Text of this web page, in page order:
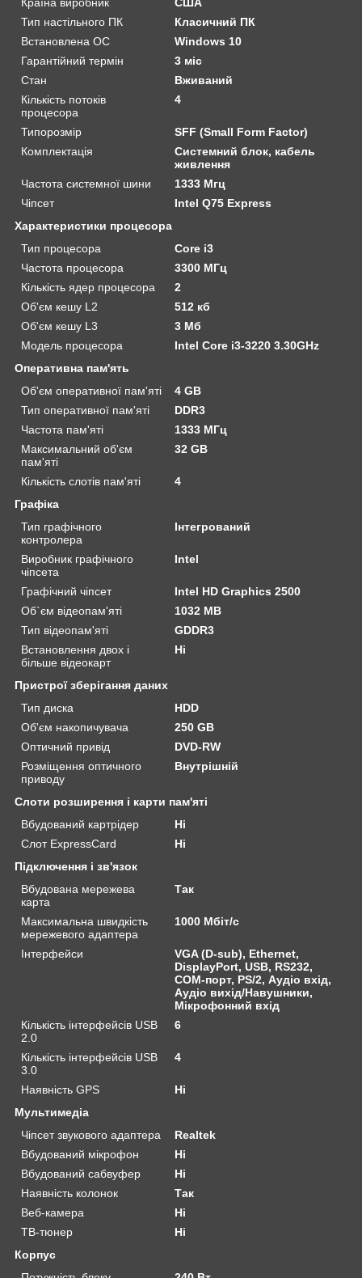
Тип настільного ПК
Класичний ПК
Встановлена ОС
Windows 10
Гарантійний термін
3 міс
Стан
Вживаний
Кількість потоків
процесора
4
Типорозмір
SFF (Small Form Factor)
Комплектація
Системний блок, кабель
живлення
Частота системної шини
1333 Мгц
Чіпсет
Intel Q75 Express
Характеристики процесора
Тип процесора
Core i3
Частота процесора
3300 МГц
Кількість ядер процесора
2
Об'єм кешу L2
512 кб
Об'єм кешу L3
3 Мб
Модель процесора
Intel Core i3-3220 3.30GHz
Оперативна пам'ять
Об'єм оперативної пам'яті
4 GB
Тип оперативної пам'яті
DDR3
Частота пам'яті
1333 МГц
Максимальний об'єм
пам'яті
32 GB
Кількість слотів пам'яті
4
Графіка
Тип графічного
контролера
Інтегрований
Виробник графічного
чіпсета
Intel
Графічний чіпсет
Intel HD Graphics 2500
Об`єм відеопам'яті
1032 MB
Тип відеопам'яті
GDDR3
Встановлення двох і
більше відеокарт
Ні
Пристрої зберігання даних
Тип диска
HDD
Об'єм накопичувача
250 GB
Оптичний привід
DVD-RW
Розміщення оптичного
приводу
Внутрішній
Слоти розширення і карти пам'яті
Вбудований картрідер
Ні
Слот ExpressCard
Ні
Підключення і зв'язок
Вбудована мережева
карта
Так
Максимальна швидкість
мережевого адаптера
1000 Мбіт/с
Інтерфейси
VGA (D-sub), Ethernet,
DisplayPort, USB, RS232,
COM-порт, PS/2, Аудіо вхід,
Аудіо вихід/Навушники,
Мікрофонний вхід
Кількість інтерфейсів USB
2.0
6
Кількість інтерфейсів USB
3.0
4
Наявність GPS
Ні
Мультимедіа
Чіпсет звукового адаптера
Realtek
Вбудований мікрофон
Ні
Вбудований сабвуфер
Ні
Наявність колонок
Так
Веб-камера
Ні
ТВ-тюнер
Ні
Корпус